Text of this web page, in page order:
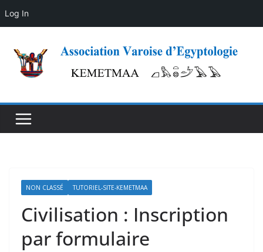
Log In
content
NON CLASSÉ TUTORIEL-SITE-KEMETMAA
Civilisation : Inscription
par formulaire